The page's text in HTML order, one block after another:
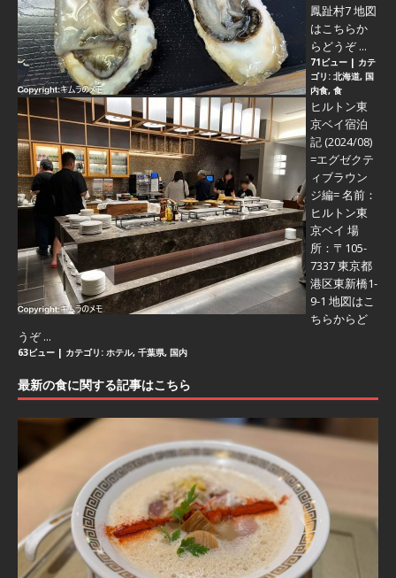
鳳趾村7 地図
はこちらか
らどうぞ ...
71ビュー | カテ
ゴリ: 北海道, 国
内食, 食
ヒルトン東
京ベイ宿泊
記 (2024/08)
=エグゼクテ
ィブラウン
ジ編=名前：
ヒルトン東
京ベイ 場
所：〒105-
7337 東京都
港区東新橋1-
9-1 地図はこ
ちらからど
うぞ ...
63ビュー | カテゴリ: ホテル, 千葉県, 国内
最新の食に関する記事はこちら